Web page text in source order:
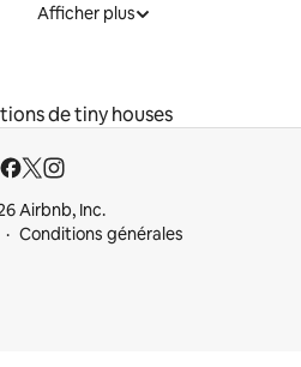
Afficher plus
de tiny houses
Airbnb, Inc.
Conditions générales